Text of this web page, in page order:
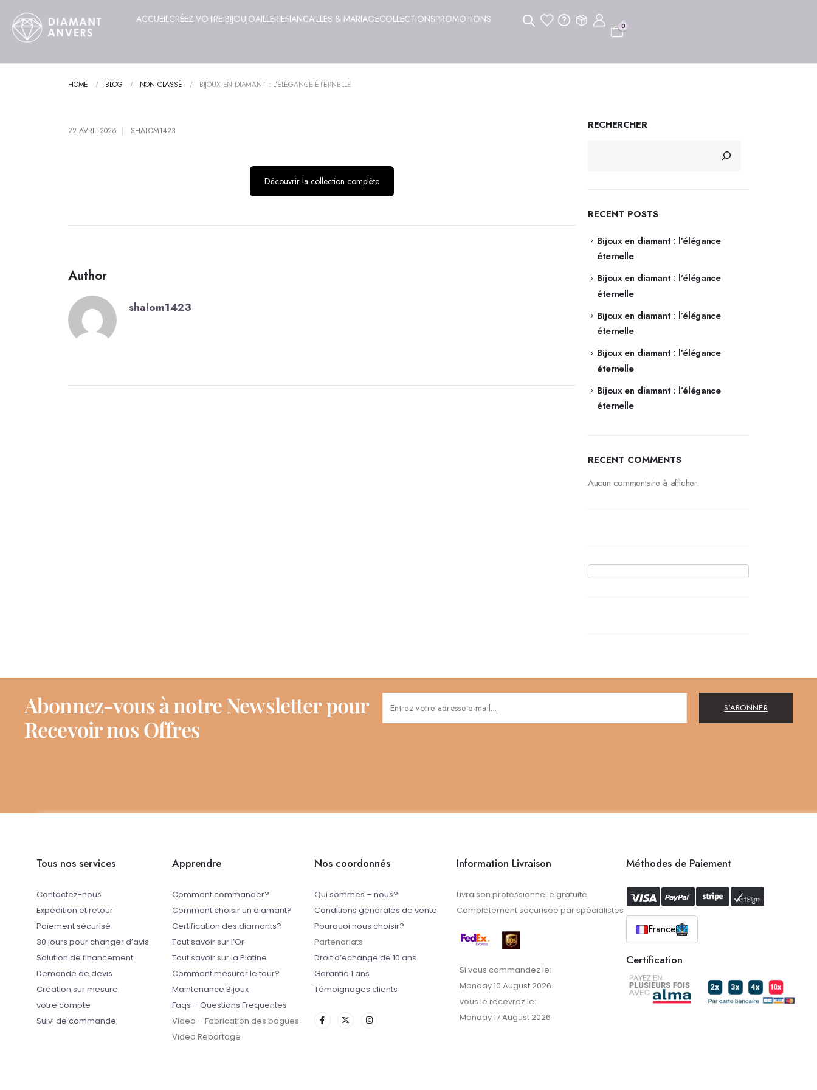
ACCUEILCRÉEZ VOTRE BIJOUJOAILLERIEFIANCAILLES & MARIAGECOLLECTIONSPROMOTIONS
0
HOME BLOG NON CLASSÉ BIJOUX EN DIAMANT : L’ÉLÉGANCE ÉTERNELLE
22 AVRIL 2026 SHALOM1423
Découvrir la collection complète
Author
shalom1423
RECHERCHER
RECENT POSTS
Bijoux en diamant : l’élégance
éternelle
Bijoux en diamant : l’élégance
éternelle
Bijoux en diamant : l’élégance
éternelle
Bijoux en diamant : l’élégance
éternelle
Bijoux en diamant : l’élégance
éternelle
RECENT COMMENTS
Aucun commentaire à afficher.
Abonnez-vous à notre Newsletter pour
Recevoir nos Offres
S'ABONNER
Tous nos services
Contactez-nous
Expédition et retour
Paiement sécurisé
30 jours pour changer d’avis
Solution de financement
Demande de devis
Création sur mesure
votre compte
Suivi de commande
Apprendre
Comment commander?
Comment choisir un diamant?
Certification des diamants?
Tout savoir sur l’Or
Tout savoir sur la Platine
Comment mesurer le tour?
Maintenance Bijoux
Faqs – Questions Frequentes
Video – Fabrication des bagues
Video Reportage
Nos coordonnés
Qui sommes – nous?
Conditions générales de vente
Pourquoi nous choisir?
Partenariats
Droit d’echange de 10 ans
Garantie 1 ans
Témoignages clients
Information Livraison
Livraison professionnelle gratuite
Complètement sécurisée par spécialistes
Si vous commandez le:
Monday 10 August 2026
vous le recevrez le:
Monday 17 August 2026
Méthodes de Paiement
France
Certification